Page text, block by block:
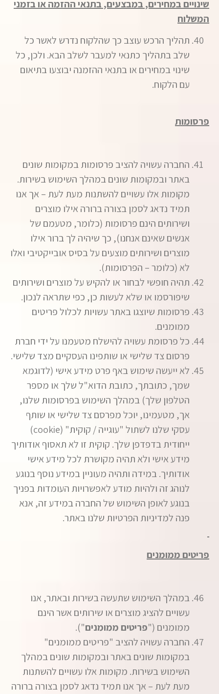
שינויים במחירים, במבצעים, בתנאי ההזמה או בזמני
המשלוח
תהליך הרכש עוצב כך שהלקוח נדרש לאשר כל
שלב בתהליך כתנאי למעבר לשלב הבא. ולכן, כל
שינוי במחירים או בתנאי ההזמנה יבוצעו בתיאום
עם הלקוח.
פרסומות
החברה עשויה להציב פרסומות במקומות שונים
באתר ובמקומות שונים במהלך השימוש בשירות.
מקומות אלו עשויים להשתנות מעת לעת – אך אנו
תמיד נדאג לסמן בצורה ברורה אילו מוצרים
ושירותים הינם פרסומות (כלומר, מטעמם של
אנשים שאינם אנחנו), כך שיהיה לך ברור אילו
מוצרים ושירותים מוצעים על בסיס אובייקטיבי ואלו
לא (כלומר – הפרסומות).
תהיה חופשי לבחור או להקיש על מוצרים ושירותים
שיפורסמו או שלא לעשות כן, כפי שתראה לנכון.
פרסומות שיוצגו באתר עשויות לכלול פריטים
ממומנים.
כל פרסומת עשויה להישלח מטעמנו על ידי חברת
פרסום צד שלישי או שותפינו העסקיים מצד שלישי.
לא ייעשה שימוש באף פרט מידע אישי (לדוגמא
שמך, כתובתך, כתובת הדוא"ל שלך או מספר
הטלפון שלך) במהלך השימוש בפרסומות שלנו,
אך, מטעמינו, יוכל מפרסם צד שלישי או שותף
עסקי שלנו לשתול "עוגייה / קוקית" (cookie)
ייחודית בדפדפן שלך. קוקית זו לא תאסוף אודותיך
מידע אישי ולא תהיה מקושרת לכל מידע אישי
אודותיך. במידה ותהיה מעוניין במידע נוסף בנוגע
לנוהג זה ולהיות מודע לאפשרויות העומדות בפניך
בנוגע לאופן השימוש של החברה במידע זה, אנא
פנה למדיניות הפרטיות שלנו באתר.
פריטים ממומנים
במהלך השימוש שתעשה בשירות ובאתר, אנו
עשויים להציג מוצרים או שירותים אשר הינם
ממומנים ("פריטים ממומנים").
החברה עשויה להציב "פריטים ממומנים"
במקומות שונים באתר ובמקומות שונים במהלך
השימוש בשירות. מקומות אלו עשויים להשתנות
מעת לעת – אך אנו תמיד נדאג לסמן בצורה ברורה